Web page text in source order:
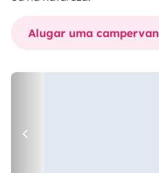
Alugar uma campervan